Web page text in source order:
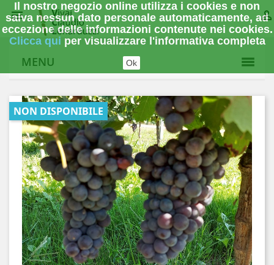
Il nostro negozio online utilizza i cookies e non
salva nessun dato personale automaticamente, ad
eccezione delle informazioni contenute nei cookies.
Clicca qui per visualizzare l'informativa completa
Ok
 
MENU
NON DISPONIBILE